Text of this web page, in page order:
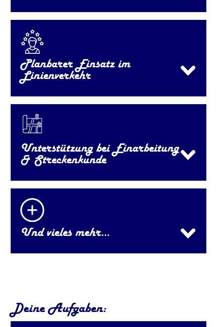
Planbarer Einsatz im
Linienverkehr
Unterstützung bei Einarbeitung
& Streckenkunde
Und vieles mehr...
Deine Aufgaben: